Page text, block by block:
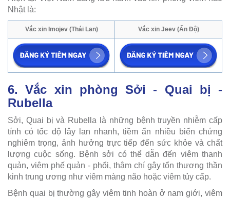
Nhật là:
Vắc xin Imojev (Thái Lan) Vắc xin Jeev (Ấn Độ)
6. Vắc xin phòng Sởi - Quai bị -
Rubella
Sởi, Quai bị và Rubella là những bệnh truyền nhiễm cấp
tính có tốc độ lây lan nhanh, tiềm ẩn nhiều biến chứng
nghiêm trọng, ảnh hưởng trực tiếp đến sức khỏe và chất
lượng cuộc sống. Bệnh sởi có thể dẫn đến viêm thanh
quản, viêm phế quản - phổi, thậm chí gây tổn thương thần
kinh trung ương như viêm màng não hoặc viêm tủy cấp.
Bệnh quai bị thường gây viêm tinh hoàn ở nam giới, viêm